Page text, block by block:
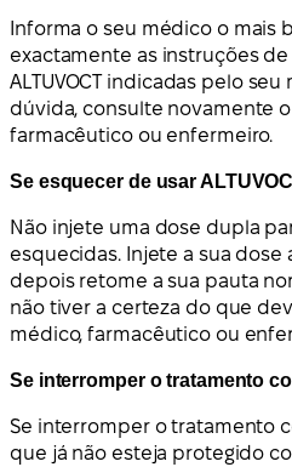
Informa o seu médico o mais
exactamente as instruções
ALTUVOCT indicadas pelo seu
dúvida, consulte novamente
farmacêutico ou enfermeiro.
Se esquecer de usar
Não injete uma dose dupla
esquecidas. Injete a sua dose
depois retome a sua pauta
não tiver a certeza do que
médico, farmacêutico ou
Se interromper o tratamento
Se interromper o tratamento
que já não esteja protegido